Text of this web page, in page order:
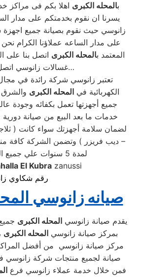
بالمحله الكبرى اهلا بكم فى مراكز
يسرنا ان نقوم بخدمتكم على مدار
زانوسي حيث نقوم بصيانة جميع
على مدار الساعه عملاؤنا الكرام
المعتمد بالمحله الكبرى اتصل بنا على
غسالات زانوسي اتصل بنا…
تعتبر زانوسي شركة رائدة في
الكهربائية فيالمحله الكبرى
جميع أجهزتها تعمل بكفائه وجودة
خدمات ما بعد البيع من صيانة دورية
لضمان سلامة أجهزتك سواء كانت (
– ديب فريزر ) وتضمن الشركة كافة
لمدة 5 سنوات علي جميع المنتجات
El Kubrazanussi
رقم شكاوي
صيانه زانوسي
يقدم صيانة زانوسي المحله الكبرى
بمركز صيانة زانوسيالمحله الكبرى
مركز صيانة زانوسي من أفضل
صيانة لجميع منتجات شركة
فمن خلال خدمة عملاء زانوسي فرع